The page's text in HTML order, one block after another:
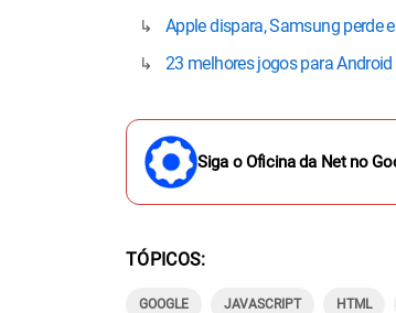
Apple dispara, Samsung perde
23 melhores jogos para
Siga o Oficina da Net no
TÓPICOS
GOOGLE JAVASCRIPT HTML